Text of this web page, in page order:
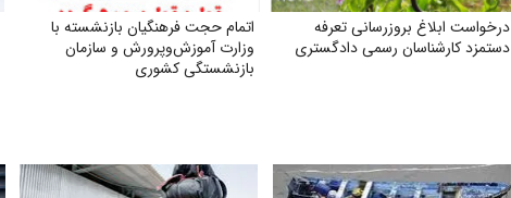
درخواست ابلاغ بروز‌رسانی تعرفه
دستمزد کارشناسان رسمی دادگستری
اتمام حجت فرهنگیان بازنشسته با
وزارت آموزش‌وپرورش و سازمان
بازنشستگی کشوری